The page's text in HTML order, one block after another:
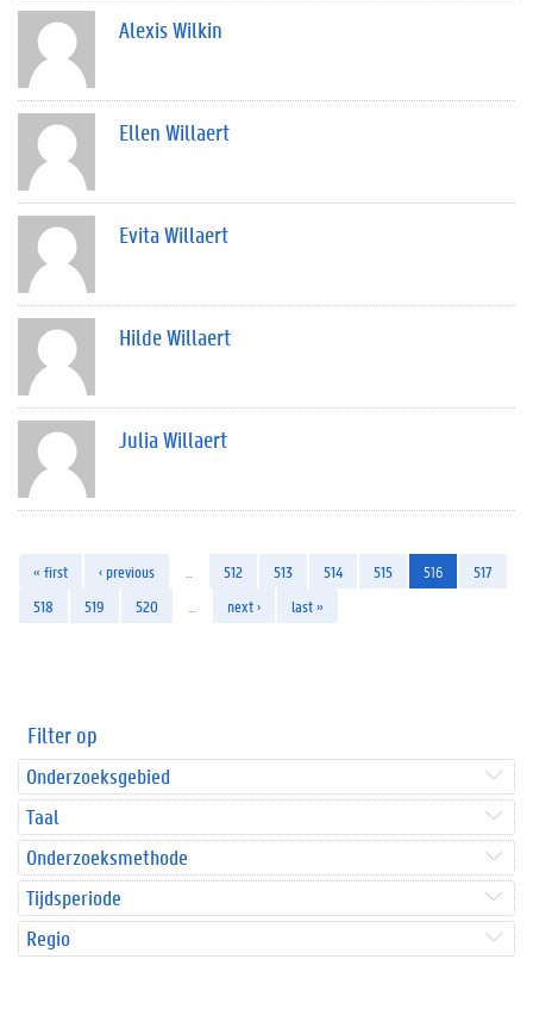
Alexis Wilkin
Ellen Willaert
Evita Willaert
Hilde Willaert
Julia Willaert
« first ‹ previous 512 513 514 515 516
517
518
519 520 next › last »
Filter op
Onderzoeksgebied
Taal
Onderzoeksmethode
Tijdsperiode
Regio